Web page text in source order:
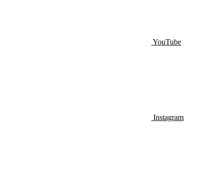
YouTube
Instagram